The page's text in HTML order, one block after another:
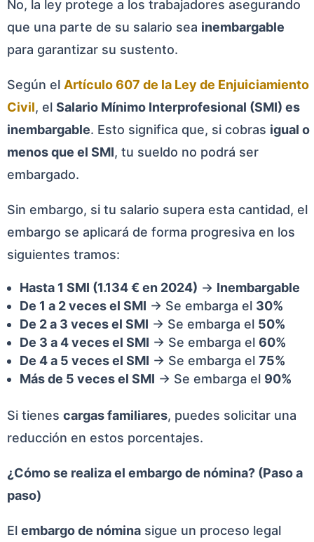
No, la ley protege a los trabajadores asegurando
que una parte de su salario sea inembargable
para garantizar su sustento.
Según el Artículo 607 de la Ley de Enjuiciamiento
Civil, el Salario Mínimo Interprofesional (SMI) es
inembargable. Esto significa que, si cobras igual o
menos que el SMI, tu sueldo no podrá ser
embargado.
Sin embargo, si tu salario supera esta cantidad, el
embargo se aplicará de forma progresiva en los
siguientes tramos:
Hasta 1 SMI (1.134 € en 2024) → Inembargable
De 1 a 2 veces el SMI → Se embarga el 30%
De 2 a 3 veces el SMI → Se embarga el 50%
De 3 a 4 veces el SMI → Se embarga el 60%
De 4 a 5 veces el SMI → Se embarga el 75%
Más de 5 veces el SMI → Se embarga el 90%
Si tienes cargas familiares, puedes solicitar una
reducción en estos porcentajes.
¿Cómo se realiza el embargo de nómina? (Paso a
paso)
El embargo de nómina sigue un proceso legal